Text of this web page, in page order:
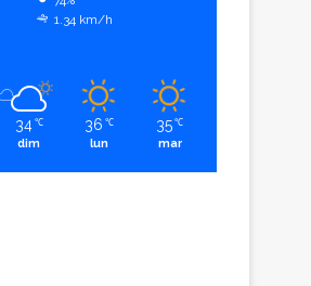
1.34 km/h
34 ℃
dim
36 ℃
lun
35 ℃
mar